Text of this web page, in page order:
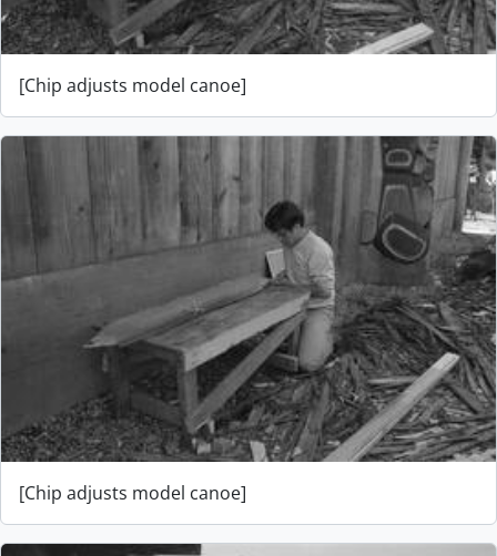
[Chip adjusts model canoe]
[Chip adjusts model canoe]